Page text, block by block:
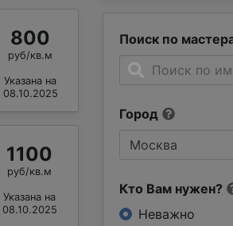
Поиск по
Город
Кто Вам нужен?
Неважно
800
руб/кв.м
Указана на
08.10.2025
1100
руб/кв.м
Указана на
08.10.2025